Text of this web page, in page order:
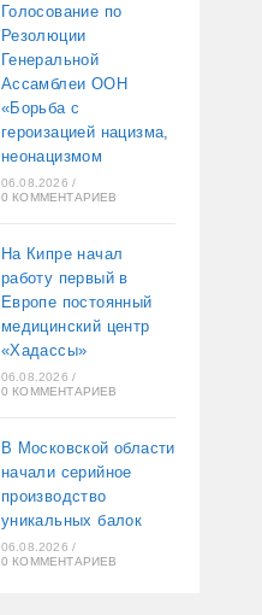
Голосование по
Резолюции
Генеральной
Ассамблеи ООН
«Борьба с
героизацией нацизма,
неонацизмом
06.08.2026 /
0 КОММЕНТАРИЕВ
На Кипре начал
работу первый в
Европе постоянный
медицинский центр
«Хадассы»
06.08.2026 /
0 КОММЕНТАРИЕВ
В Московской области
начали серийное
производство
уникальных балок
06.08.2026 /
0 КОММЕНТАРИЕВ